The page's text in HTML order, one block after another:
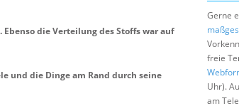
die Verteilung des Stoffs war auf
und die Dinge am Rand durch seine
Gerne
freie
Uhr).
am